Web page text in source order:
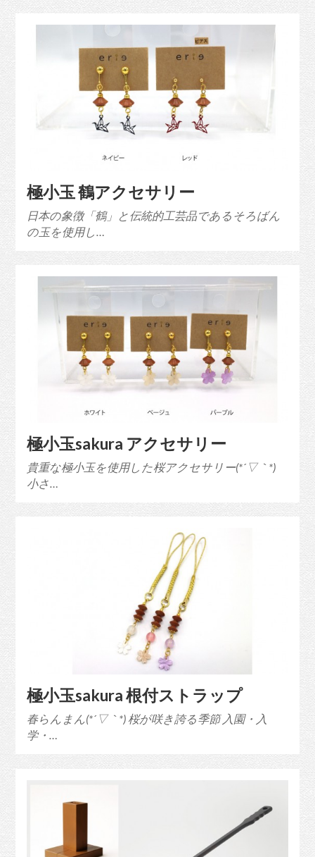
極小玉 鶴アクセサリー
日本の象徴「鶴」と伝統的工芸品であるそろばん
の玉を使用し…
極小玉sakura アクセサリー
貴重な極小玉を使用した桜アクセサリー(*´▽｀*)
小さ…
極小玉sakura 根付ストラップ
春らんまん(*´▽｀*) 桜が咲き誇る季節 入園・入
学・…